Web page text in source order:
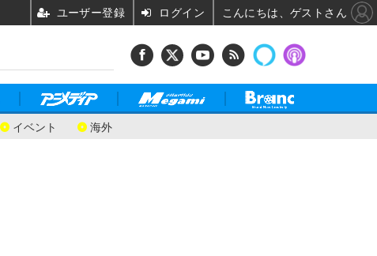
イベント 海外
ユーザー登録 ログイン こんにちは、ゲストさん